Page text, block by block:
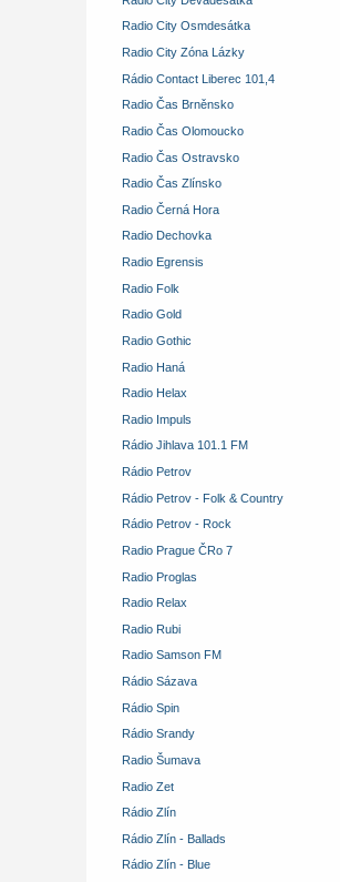
Radio City Osmdesátka
Radio City Zóna Lázky
Rádio Contact Liberec 101,4
Radio Čas Brněnsko
Radio Čas Olomoucko
Radio Čas Ostravsko
Radio Čas Zlínsko
Radio Černá Hora
Radio Dechovka
Radio Egrensis
Radio Folk
Radio Gold
Radio Gothic
Radio Haná
Radio Helax
Radio Impuls
Rádio Jihlava 101.1 FM
Rádio Petrov
Rádio Petrov - Folk & Country
Rádio Petrov - Rock
Radio Prague ČRo 7
Radio Proglas
Radio Relax
Radio Rubi
Radio Samson FM
Rádio Sázava
Rádio Spin
Rádio Srandy
Radio Šumava
Radio Zet
Rádio Zlín
Rádio Zlín - Ballads
Rádio Zlín - Blue